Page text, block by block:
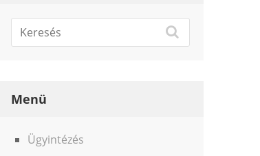
Menü
Ügyintézés